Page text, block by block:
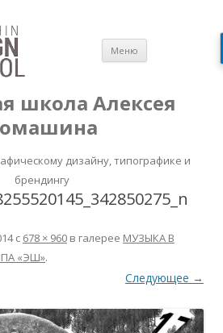
школа Алексея
дизайну, типографике и
брендингу
Меню
содержимому
с 678 × 960 в галерее МУЗЫКА В
«ЭШ».
Следующее →